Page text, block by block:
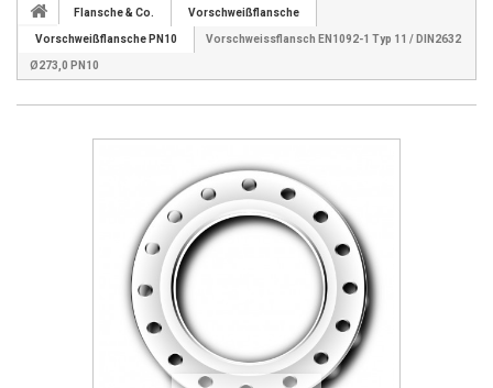
Flansche & Co. Vorschweißflansche
Vorschweißflansche PN10 Vorschweissflansch EN1092-1 Typ 11 / DIN2632
Ø273,0 PN10